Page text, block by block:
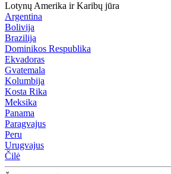
Lotynų Amerika ir Karibų jūra
Argentina
Bolivija
Brazilija
Dominikos Respublika
Ekvadoras
Gvatemala
Kolumbija
Kosta Rika
Meksika
Panama
Paragvajus
Peru
Urugvajus
Čilė